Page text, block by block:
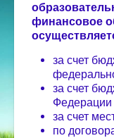
финансовое
за счет
за счет
Федерации
за счет
по